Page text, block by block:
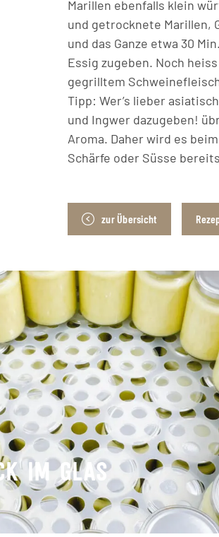
Marillen ebenfalls klein
und getrocknete Marillen,
und das Ganze etwa 30
Essig zugeben. Noch
gegrilltem
Tipp: Wer’s lieber
und Ingwer dazugeben!
Aroma. Daher wird es
Schärfe oder Süsse
zur Übersicht
IM GLAS